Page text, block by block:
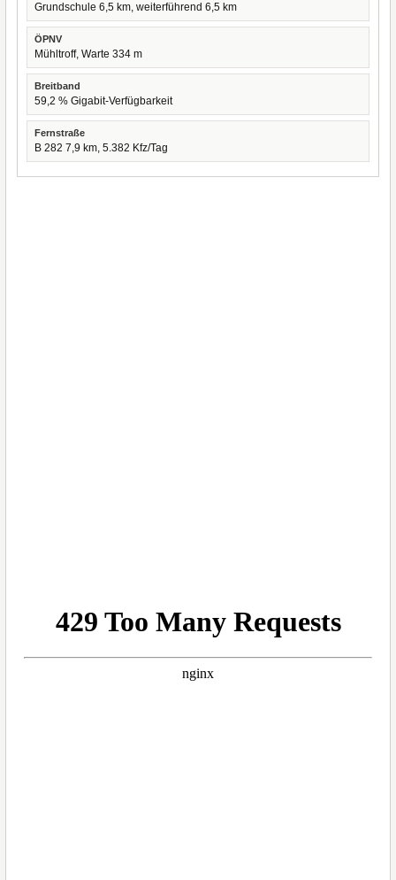
Grundschule 6,5 km, weiterführend 6,5 km
ÖPNV
Mühltroff, Warte 334 m
Breitband
59,2 % Gigabit-Verfügbarkeit
Fernstraße
B 282 7,9 km, 5.382 Kfz/Tag